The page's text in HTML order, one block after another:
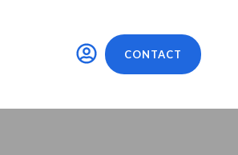
CONTACT